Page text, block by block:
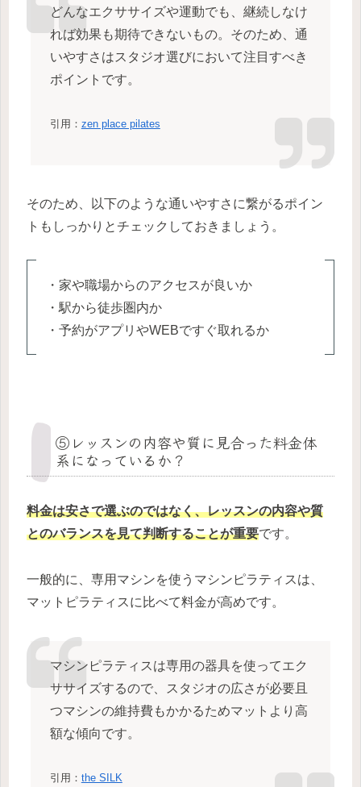
どんなエクササイズや運動でも、継続しなけ
れば効果も期待できないもの。そのため、通
いやすさはスタジオ選びにおいて注目すべき
ポイントです。
引用： zen place pilates
そのため、以下のような通いやすさに繋がるポイン
トもしっかりとチェックしておきましょう。
・家や職場からのアクセスが良いか
・駅から徒歩圏内か
・予約がアプリやWEBですぐ取れるか
⑤レッスンの内容や質に見合った料金体
系になっているか？
料金は安さで選ぶのではなく、レッスンの内容や質
とのバランスを見て判断することが重要です。
一般的に、専用マシンを使うマシンピラティスは、
マットピラティスに比べて料金が高めです。
マシンピラティスは専用の器具を使ってエク
ササイズするので、スタジオの広さが必要且
つマシンの維持費もかかるためマットより高
額な傾向です。
引用： the SILK